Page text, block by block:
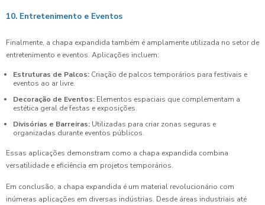
10. Entretenimento e Eventos
Finalmente, a chapa expandida também é amplamente utilizada no setor de
entretenimento e eventos. Aplicações incluem:
Estruturas de Palcos: Criação de palcos temporários para festivais e
eventos ao ar livre.
Decoração de Eventos: Elementos espaciais que complementam a
estética geral de festas e exposições.
Divisórias e Barreiras: Utilizadas para criar zonas seguras e
organizadas durante eventos públicos.
Essas aplicações demonstram como a chapa expandida combina
versatilidade e eficiência em projetos temporários.
Em conclusão, a chapa expandida é um material revolucionário com
inúmeras aplicações em diversas indústrias. Desde áreas industriais até